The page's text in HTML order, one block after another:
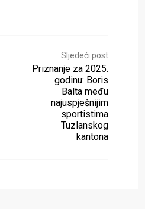
Sljedeći post
Priznanje za 2025.
godinu: Boris
Balta među
najuspješnijim
sportistima
Tuzlanskog
kantona